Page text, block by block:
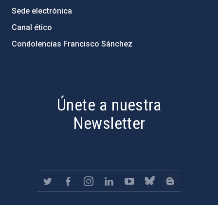
Sede electrónica
Canal ético
Condolencias Francisco Sánchez
Únete a nuestra
Newsletter